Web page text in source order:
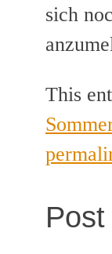
sich
This